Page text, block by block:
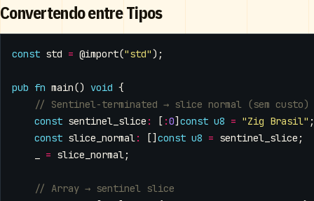
Convertendo entre Tipos
const std = @import("std");
pub fn main() void {
const sentinel_slice : [ :0] const u8 = "Zig Brasil" ;
const slice_normal: [] const u8 = sentinel_slice ;
= slice_normal;